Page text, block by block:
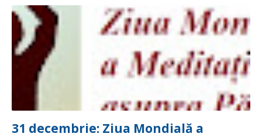
31 decembrie: Ziua Mondială a